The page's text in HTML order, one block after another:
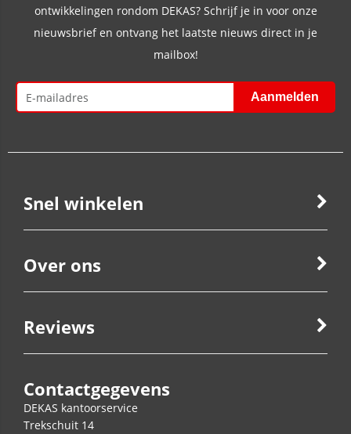
ontwikkelingen rondom DEKAS? Schrijf je in voor onze
nieuwsbrief en ontvang het laatste nieuws direct in je
mailbox!
Snel winkelen
Over ons
Reviews
Contactgegevens
DEKAS kantoorservice
Trekschuit 14